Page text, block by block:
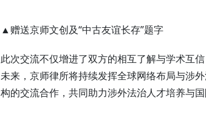
▲赠送京师文创及“中古友谊长存”题字
此次交流不仅增进了双方的相互了解与学术互
未来，京师律所将持续发挥全球网络布局与涉
构的交流合作，共同助力涉外法治人才培养与国